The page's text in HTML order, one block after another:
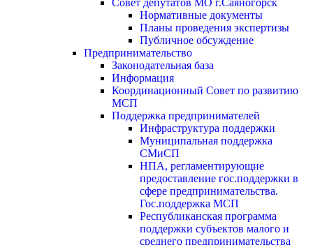
Совет депутатов МО г.Саяногорск
Нормативные документы
Планы проведения экспертизы
Публичное обсуждение
Предпринимательство
Законодательная база
Информация
Координационный Совет по развитию
МСП
Поддержка предпринимателей
Инфраструктура поддержки
Муниципальная поддержка
СМиСП
НПА, регламентирующие
предоставление гос.поддержки в
сфере предпринимательства.
Гос.поддержка МСП
Республиканская программа
поддержки субъектов малого и
среднего предпринимательства